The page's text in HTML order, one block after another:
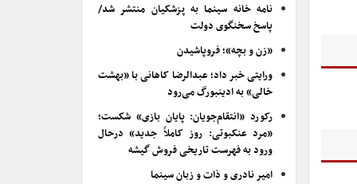
نامه خانه سینما به پزشکیان منتشر شد/
پاسخ سخنگوی دولت
«زن و بچه»؛ فروپاشیدن
ورایتی خبر داد؛ عبدالرضا کاهانی با «بهشت
خالی» به ادینبورگ می‌رود
رکورد «انتقام‌جویان: پایان بازی» شکست؛
«مرد عنکبوتی: روز کاملاً جدید» درحال
ورود به فهرست تاریخی فروش گیشه
امیر نادری و ذات و زبان سینما